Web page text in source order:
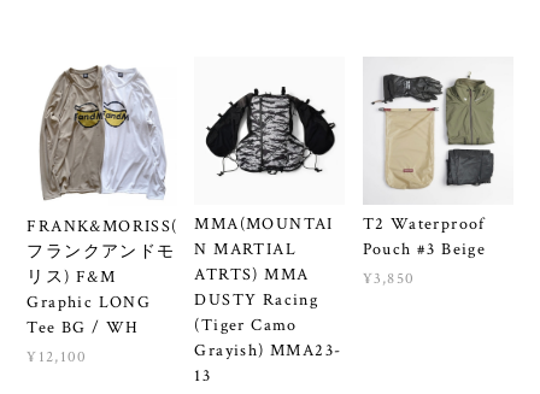
FRANK&MORISS(
フランクアンドモ
リス) F&M
Graphic LONG
Tee BG / WH
¥12,100
MMA(MOUNTAI
N MARTIAL
ATRTS) MMA
DUSTY Racing
(Tiger Camo
Grayish) MMA23-
13
T2 Waterproof
Pouch #3 Beige
¥3,850